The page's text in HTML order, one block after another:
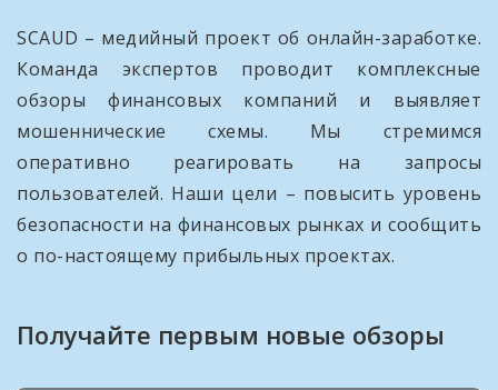
SCAUD – медийный проект об онлайн-заработке.
Команда экспертов проводит комплексные
обзоры финансовых компаний и выявляет
мошеннические схемы. Мы стремимся
оперативно реагировать на запросы
пользователей. Наши цели – повысить уровень
безопасности на финансовых рынках и сообщить
о по-настоящему прибыльных проектах.
Получайте первым новые обзоры